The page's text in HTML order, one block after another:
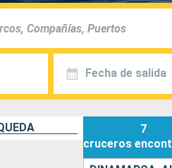
Fecha de salida
7
cruceros